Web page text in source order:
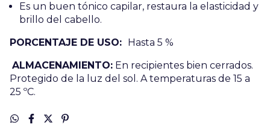
Es un buen tónico capilar, restaura la elasticidad y
brillo del cabello.
PORCENTAJE DE USO: Hasta 5 %
ALMACENAMIENTO: En recipientes bien cerrados.
Protegido de la luz del sol. A temperaturas de 15 a
25 ºC.